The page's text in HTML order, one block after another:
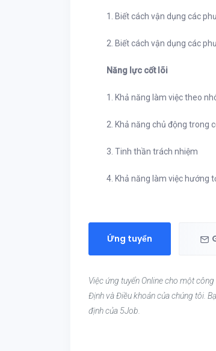
1. Biết cách vận dụng các
2. Biết cách vận dụng các
Năng lực cốt lõi
1. Khả năng làm việc theo
2. Khả năng chủ động trong
3. Tinh thần trách nhiệm
4. Khả năng làm việc hướng
Ứng tuyển
Việc ứng tuyển Online cho một
Định và Điều khoản của chúng tôi.
định của 5Job.